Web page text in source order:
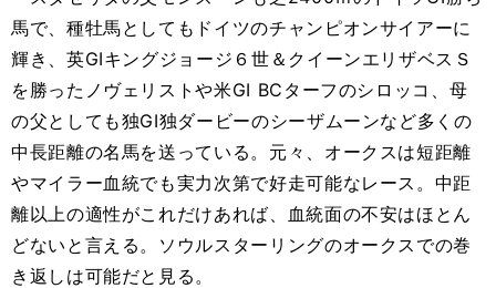
馬で、種牡馬としてもドイツのチャンピオンサイアーに
輝き、英GIキングジョージ６世＆クイーンエリザベスＳ
を勝ったノヴェリストや米GI BCターフのシロッコ、母
の父としても独GI独ダービーのシーザムーンなど多くの
中長距離の名馬を送っている。元々、オークスは短距離
やマイラー血統でも実力次第で好走可能なレース。中距
離以上の適性がこれだけあれば、血統面の不安はほとん
どないと言える。ソウルスターリングのオークスでの巻
き返しは可能だと見る。